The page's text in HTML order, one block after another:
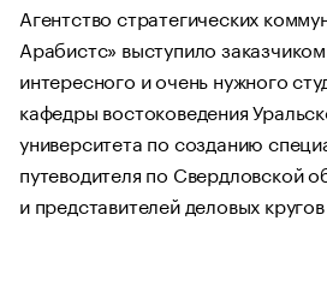
Агентство стратегических
Арабистс» выступило
интересного и очень нужного
кафедры востоковедения
университета по созданию
путеводителя по Свердловской
и представителей деловых